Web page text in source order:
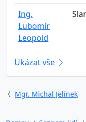
Ing.
Lubomír
Leopold
Ukázat vše
Mgr. Michal Jelínek